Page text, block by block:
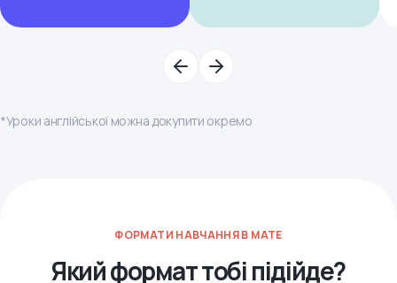
*Уроки англійської можна докупити окремо
ФОРМАТИ НАВЧАННЯ В MATE
Який формат тобі підійде?